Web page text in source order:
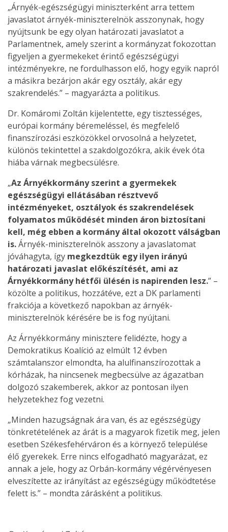
„Árnyék-egészségügyi miniszterként arra tettem
javaslatot árnyék-miniszterelnök asszonynak, hogy
nyújtsunk be egy olyan határozati javaslatot a
Parlamentnek, amely szerint a kormányzat fokozottan
figyeljen a gyermekeket érintő egészségügyi
intézményekre, ne fordulhasson elő, hogy egyik napról
a másikra bezárjon akár egy osztály, akár egy
szakrendelés.” – magyarázta a politikus.
Dr. Komáromi Zoltán kijelentette, egy tisztességes,
európai kormány béremeléssel, és megfelelő
finanszírozási eszközökkel orvosolná a helyzetet,
különös tekintettel a szakdolgozókra, akik évek óta
hiába várnak megbecsülésre.
„Az Árnyékkormány szerint a gyermekek
egészségügyi ellátásában résztvevő
intézményeket, osztályok és szakrendelések
folyamatos működését minden áron biztosítani
kell, még ebben a kormány által okozott válságban
is.Árnyék-miniszterelnök asszony a javaslatomat
jóváhagyta, így megkezdtük egy ilyen irányú
határozati javaslat előkészítését, ami az
Árnyékkormány hétfői ülésén is napirenden lesz.” –
közölte a politikus, hozzátéve, ezt a DK parlamenti
frakciója a következő napokban az árnyék-
miniszterelnök kérésére be is fog nyújtani.
Az Árnyékkormány minisztere felidézte, hogy a
Demokratikus Koalíció az elmúlt 12 évben
számtalanszor elmondta, ha alulfinanszírozottak a
kórházak, ha nincsenek megbecsülve az ágazatban
dolgozó szakemberek, akkor az pontosan ilyen
helyzetekhez fog vezetni.
„Minden hazugságnak ára van, és az egészségügy
tönkretételének az árát is a magyarok fizetik meg, jelen
esetben Székesfehérváron és a környező települése
élő gyerekek. Erre nincs elfogadható magyarázat, ez
annak a jele, hogy az Orbán-kormány végérvényesen
elveszítette az irányítást az egészségügy működtetése
felett is.” – mondta zárásként a politikus.